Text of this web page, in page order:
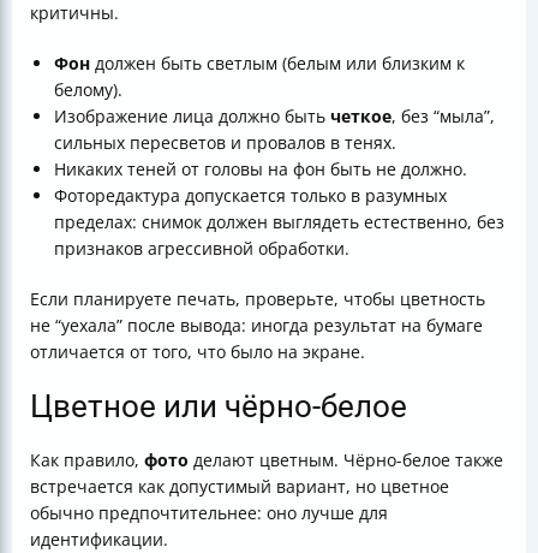
критичны.
Фон должен быть светлым (белым или близким к
белому).
Изображение лица должно быть четкое, без “мыла”,
сильных пересветов и провалов в тенях.
Никаких теней от головы на фон быть не должно.
Фоторедактура допускается только в разумных
пределах: снимок должен выглядеть естественно, без
признаков агрессивной обработки.
Если планируете печать, проверьте, чтобы цветность
не “уехала” после вывода: иногда результат на бумаге
отличается от того, что было на экране.
Цветное или чёрно-белое
Как правило, фото делают цветным. Чёрно-белое также
встречается как допустимый вариант, но цветное
обычно предпочтительнее: оно лучше для
идентификации.